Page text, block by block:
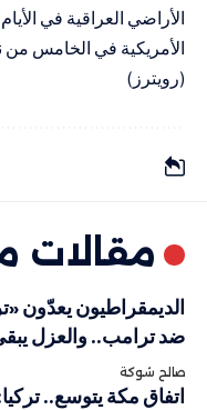
الأراضي العراقية في
الأمريكية في الخامس من
(رويترز)
مقالات
الديمقراطيون يعدّون
ضد ترامب.. والعزل
صالح شوكة
اتفاق مكة يتوسع..